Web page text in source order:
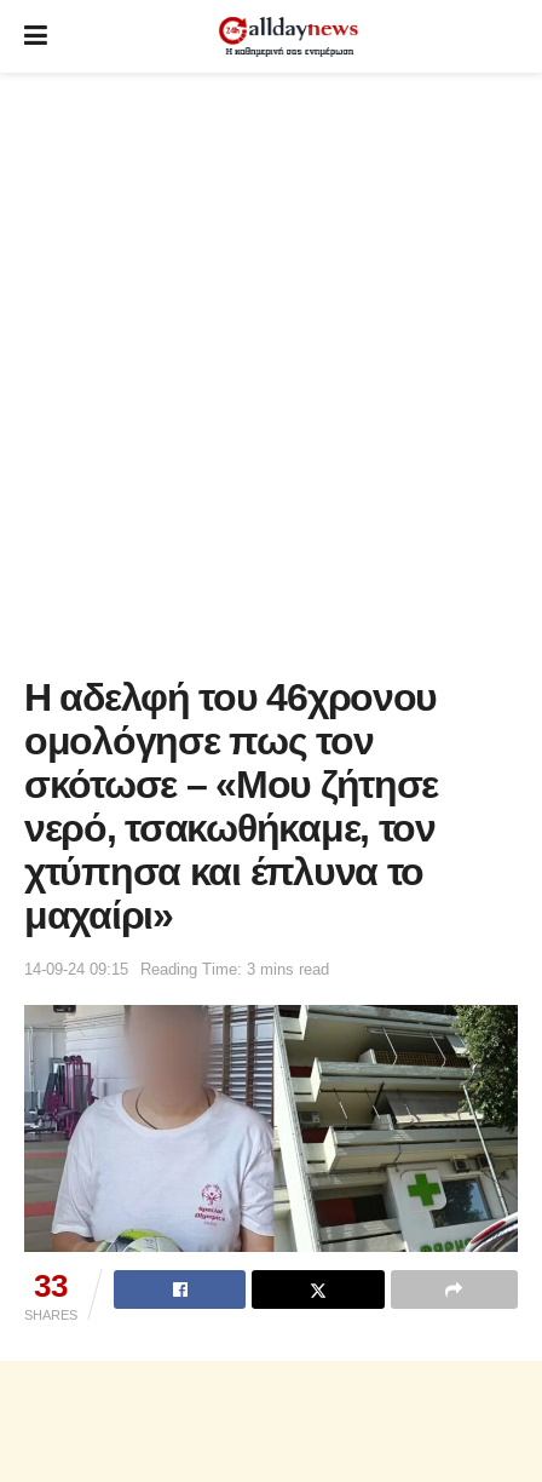
Η αδελφή του 46χρονου
ομολόγησε πως τον
σκότωσε – «Μου ζήτησε
νερό, τσακωθήκαμε, τον
χτύπησα και έπλυνα το
μαχαίρι»
14-09-24 09:15 Reading Time: 3 mins read
33
SHARES